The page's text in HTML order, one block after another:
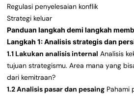
Regulasi penyelesaian konflik
Strategi keluar
Panduan langkah demi langkah
Langkah 1: Analisis strategis dan
1.1 Lakukan analisis internal Analisis
tujuan strategismu. Area mana yang
dari kemitraan?
1.2 Analisis pasar dan pesaing Pahami